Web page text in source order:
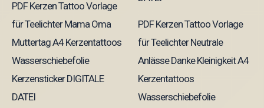
PDF Kerzen Tattoo Vorlage
für Teelichter Mama Oma
Muttertag A4 Kerzentattoos
Wasserschiebefolie
Kerzensticker DIGITALE
DATEI
PDF Kerzen Tattoo Vorlage
für Teelichter Neutrale
Anlässe Danke Kleinigkeit A4
Kerzentattoos
Wasserschiebefolie